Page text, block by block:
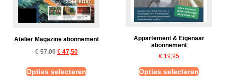
Atelier Magazine abonnement
€57,00 €47,50
Opties selecteren
Appartement & Eigenaar
abonnement
€19,95
Opties selecteren